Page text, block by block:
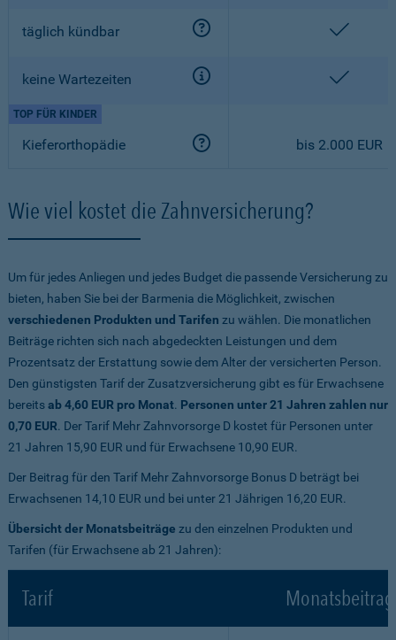
täglich kündbar
keine Wartezeiten
TOP FÜR KINDER
Kieferorthopädie bis 2.000 EUR
Wie viel kostet die Zahnversicherung?
Um für jedes Anliegen und jedes Budget die passende Versicherung zu
bieten, haben Sie bei der Barmenia die Möglichkeit, zwischen
verschiedenen Produkten und Tarifen zu wählen. Die monatlichen
Beiträge richten sich nach abgedeckten Leistungen und dem
Prozentsatz der Erstattung sowie dem Alter der versicherten Person.
Den günstigsten Tarif der Zusatzversicherung gibt es für Erwachsene
bereitsab 4,60 EUR pro Monat. Personen unter 21 Jahren zahlen nur
0,70 EUR. Der Tarif Mehr Zahnvorsorge D kostet für Personen unter
21 Jahren 15,90 EUR und für Erwachsene 10,90 EUR.
Der Beitrag für den Tarif Mehr Zahnvorsorge Bonus D beträgt bei
Erwachsenen 14,10 EUR und bei unter 21 Jährigen 16,20 EUR.
Übersicht der Monatsbeiträge zu den einzelnen Produkten und
Tarifen (für Erwachsene ab 21 Jahren):
Tarif Monatsbeitrag